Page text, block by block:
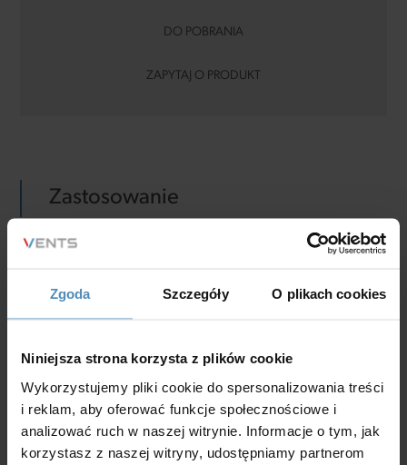
Zgoda Szczegóły O plikach cookies
Niniejsza strona korzysta z plików cookie
Wykorzystujemy pliki cookie do spersonalizowania treści
i reklam, aby oferować funkcje społecznościowe i
analizować ruch w naszej witrynie. Informacje o tym, jak
korzystasz z naszej witryny, udostępniamy partnerom
DO POBRANIA
ZAPYTAJ O PRODUKT
Zastosowanie
cm do budowania systemów wentylacyjnych. Łatwy
nie wymaga spoiwa np. w postaci kleju, lekka
konstrukcja, estetyczny wygląd.